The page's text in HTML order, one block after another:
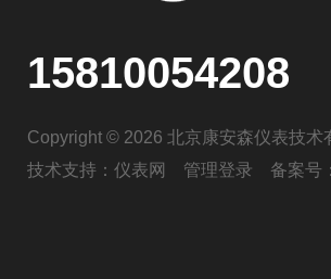
15810054208
Copyright © 2026 北京康安森仪表技术
技术支持： 仪表网 管理登录 备案号：